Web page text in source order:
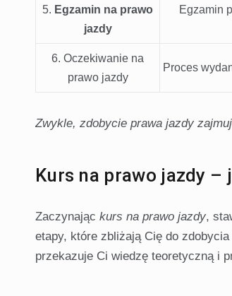
5. Egzamin na prawo
jazdy
Egzamin
6. Oczekiwanie na
prawo jazdy
Proces
Zwykle, zdobycie prawa jazdy
Kurs na prawo jazdy –
Zaczynając kurs na prawo jazdy,
etapy, które zbliżają Cię do zdobycia
przekazuje Ci wiedzę teoretyczną i